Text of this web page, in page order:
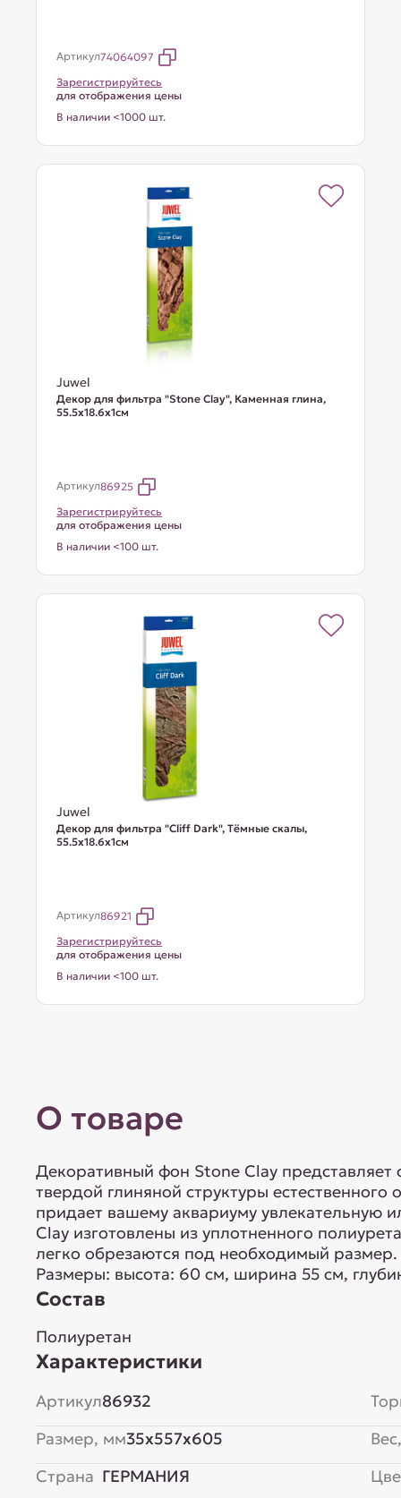
Артикул74064097
Зарегистрируйтесь
для отображения цены
В наличии <1000 шт.
Juwel
Декор для фильтра "Stone Clay", Каменная глина,
55.5х18.6х1см
Артикул86925
Зарегистрируйтесь
для отображения цены
В наличии <100 шт.
Juwel
Декор для фильтра "Cliff Dark", Тёмные скалы,
55.5х18.6х1см
Артикул86921
Зарегистрируйтесь
для отображения цены
В наличии <100 шт.
О товаре
Декоративный фон Stone Clay
твердой глиняной структуры естественного
придает вашему аквариуму
Clay изготовлены из уплотненного
легко обрезаются под необходимый
Размеры: высота: 60 см, ширина 55 см,
Состав
Полиуретан
Характеристики
Артикул86932
Размер, мм35x557x605
Страна ГЕРМАНИЯ